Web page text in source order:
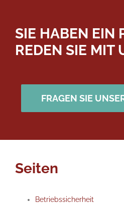
SIE HABEN EIN
REDEN SIE MIT
FRAGEN SIE
Seiten
Betriebssicherheit